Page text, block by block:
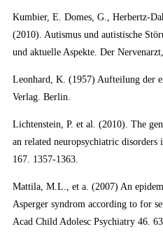
Kumbier, E. Domes, G., Herbertz-
(2010). Autismus und autistische
und aktuelle Aspekte. Der
Leonhard, K. (1957) Aufteilung der
Verlag. Berlin.
Lichtenstein, P. et al. (2010). The
an related neuropsychiatric
167. 1357-1363.
Mattila, M.L., et a. (2007) An
Asperger syndrom according to for
Acad Child Adolesc Psychiatry 46.